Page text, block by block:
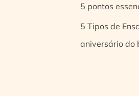
5 pontos
5 Tipos de
aniversário do